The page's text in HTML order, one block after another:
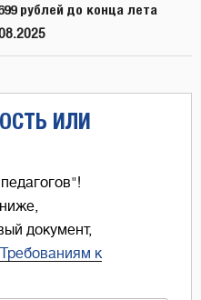
рублей до конца лета
ИЛИ
документ,
к